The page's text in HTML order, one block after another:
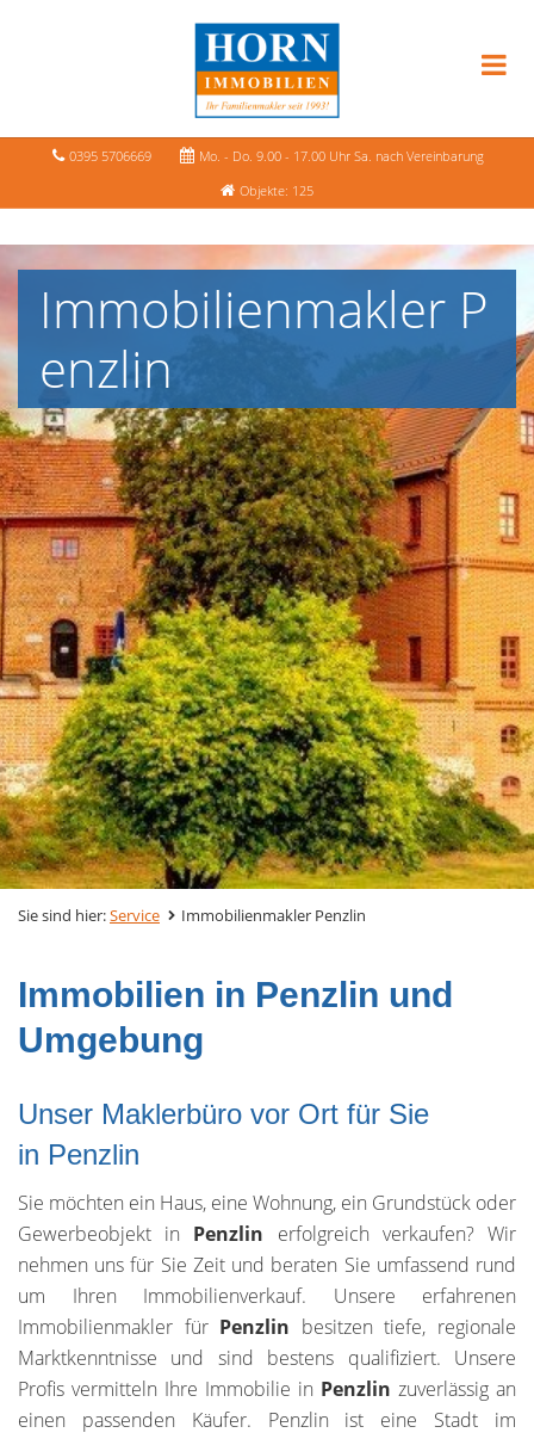
0395 5706669
Mo. - Do. 9.00 - 17.00 Uhr Sa. nach Vereinbarung
Objekte: 125
Immobilienmakler P
enzlin
Sie sind hier:Service Immobilienmakler Penzlin
Immobilien in Penzlin und
Umgebung
Unser Maklerbüro vor Ort für Sie
in Penzlin
Sie möchten ein Haus, eine Wohnung, ein Grundstück oder
Gewerbeobjekt in Penzlin erfolgreich verkaufen? Wir
nehmen uns für Sie Zeit und beraten Sie umfassend rund
um Ihren Immobilienverkauf. Unsere erfahrenen
Immobilienmakler für Penzlin besitzen tiefe, regionale
Marktkenntnisse und sind bestens qualifiziert. Unsere
Profis vermitteln Ihre Immobilie in Penzlin zuverlässig an
einen passenden Käufer. Penzlin ist eine Stadt im